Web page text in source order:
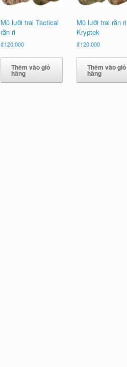
Mũ lưỡi trai Tactical
rằn ri
₫120,000
Thêm vào giỏ
hàng
Mũ lưỡi trai rằn ri
Kryptek
₫120,000
Thêm vào giỏ
hàng